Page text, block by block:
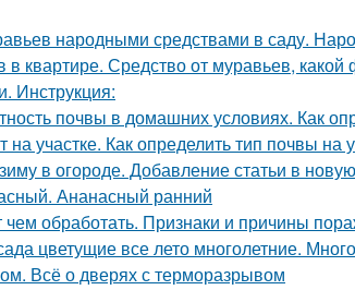
народными средствами в саду.
в квартире. Средство от муравьев,
Инструкция:
почвы в домашних условиях. Как
на участке. Как определить тип почвы на
в огороде. Добавление статьи в
Ананасный ранний
обработать. Признаки и причины
цветущие все лето многолетние.
Всё о дверях с терморазрывом